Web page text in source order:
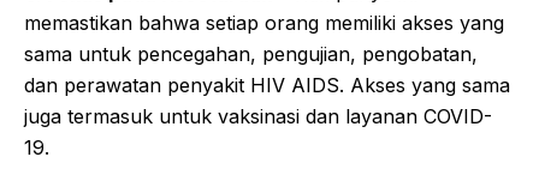
memastikan bahwa setiap orang memiliki akses yang
sama untuk pencegahan, pengujian, pengobatan,
dan perawatan penyakit HIV AIDS. Akses yang sama
juga termasuk untuk vaksinasi dan layanan COVID-
19.